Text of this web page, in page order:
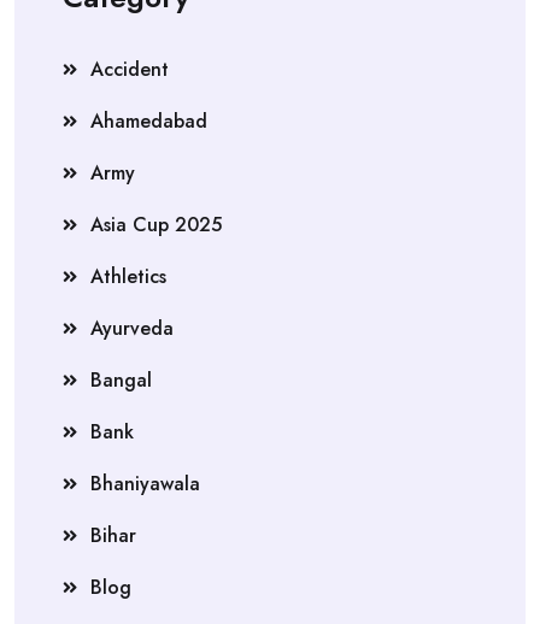
Accident
Ahamedabad
Army
Asia Cup 2025
Athletics
Ayurveda
Bangal
Bank
Bhaniyawala
Bihar
Blog